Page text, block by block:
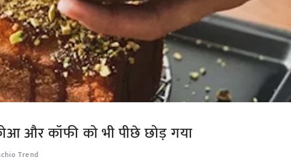
और कॉफी को भी पीछे छोड़ गया
Trend